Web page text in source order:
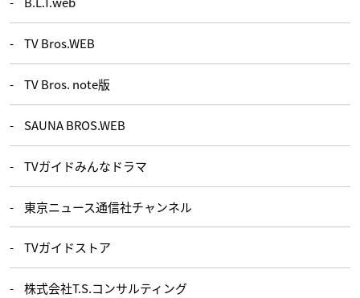
TV Bros.WEB
TV Bros. note版
SAUNA BROS.WEB
TVガイドみんなドラマ
東京ニュース通信社チャンネル
TVガイドストア
株式会社T.S.コンサルティング